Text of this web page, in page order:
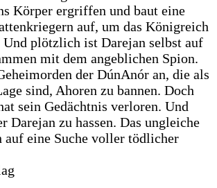
Körper ergriffen und baut eine
auf, um das Königreich
Und plötzlich ist Darejan selbst auf
mit dem angeblichen Spion.
der DúnAnór an, die als
sind, Ahoren zu bannen. Doch
sein Gedächtnis verloren. Und
Darejan zu hassen. Das ungleiche
auf eine Suche voller tödlicher